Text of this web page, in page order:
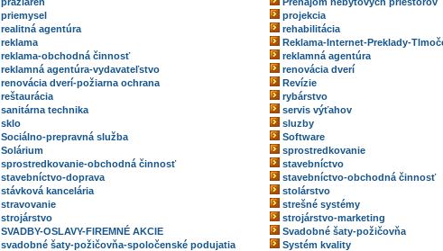
priemysel
projekcia
realitná agentúra
rehabilitácia
reklama
Reklama-Internet-Preklady-
reklama-obchodná činnosť
reklamná agentúra
reklamná agentúra-vydavateľstvo
renovácia dverí
renovácia dverí-požiarna ochrana
Revízie
reštaurácia
rybárstvo
sanitárna technika
servis výťahov
sklo
sluzby
Sociálno-prepravná služba
Software
Solárium
sprostredkovanie
sprostredkovanie-obchodná činnosť
stavebníctvo
stavebníctvo-doprava
stavebníctvo-obchodná činnosť
stávková kancelária
stolárstvo
stravovanie
strešné systémy
strojárstvo
strojárstvo-marketing
SVADBY-OSLAVY-FIREMNÉ AKCIE
Svadobné šaty-požičovňa
svadobné šaty-požičovňa-spoločenské podujatia
Systém kvality